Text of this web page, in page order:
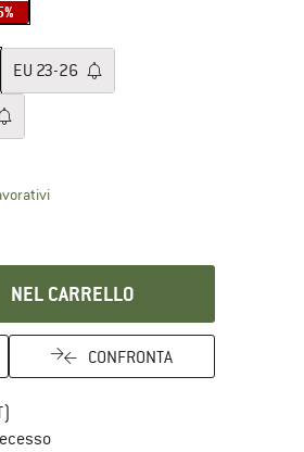
EU 23-26
Il link si apre in una casella
NEL CARRELLO
CONFRONTA
Vai alla politica di recesso qui Si